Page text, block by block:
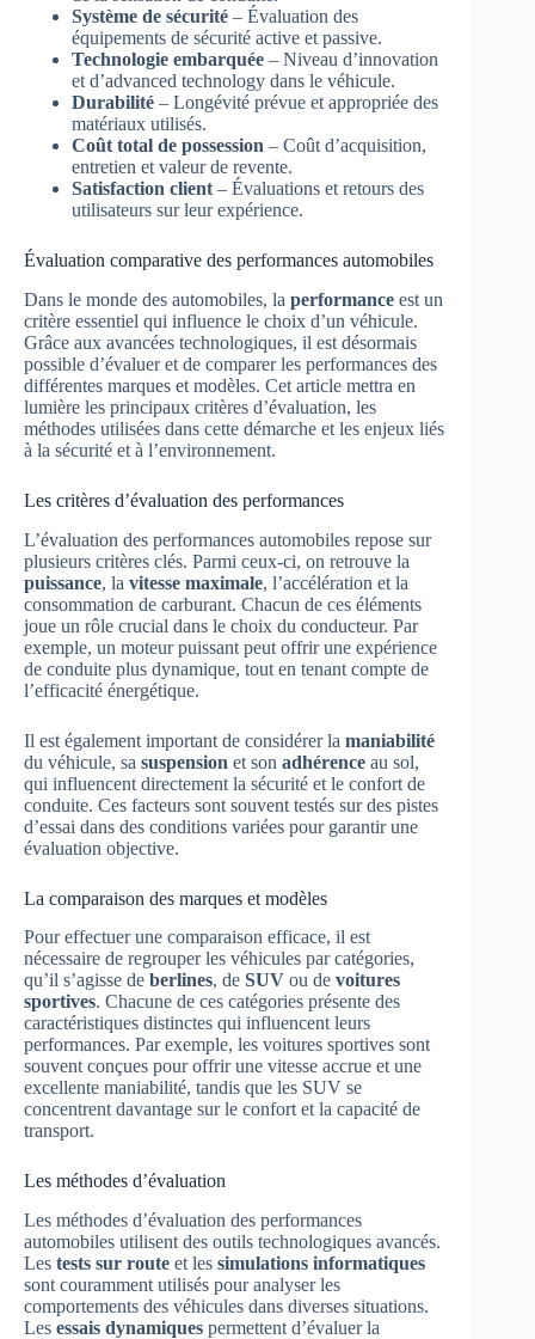
Système de sécurité – Évaluation des
équipements de sécurité active et passive.
Technologie embarquée – Niveau d’innovation
et d’advanced technology dans le véhicule.
Durabilité – Longévité prévue et appropriée des
matériaux utilisés.
Coût total de possession – Coût d’acquisition,
entretien et valeur de revente.
Satisfaction client – Évaluations et retours des
utilisateurs sur leur expérience.
Évaluation comparative des performances automobiles
Dans le monde des automobiles, la performance est un
critère essentiel qui influence le choix d’un véhicule.
Grâce aux avancées technologiques, il est désormais
possible d’évaluer et de comparer les performances des
différentes marques et modèles. Cet article mettra en
lumière les principaux critères d’évaluation, les
méthodes utilisées dans cette démarche et les enjeux liés
à la sécurité et à l’environnement.
Les critères d’évaluation des performances
L’évaluation des performances automobiles repose sur
plusieurs critères clés. Parmi ceux-ci, on retrouve la
puissance, la vitesse maximale, l’accélération et la
consommation de carburant. Chacun de ces éléments
joue un rôle crucial dans le choix du conducteur. Par
exemple, un moteur puissant peut offrir une expérience
de conduite plus dynamique, tout en tenant compte de
l’efficacité énergétique.
Il est également important de considérer la maniabilité
du véhicule, sa suspension et son adhérence au sol,
qui influencent directement la sécurité et le confort de
conduite. Ces facteurs sont souvent testés sur des pistes
d’essai dans des conditions variées pour garantir une
évaluation objective.
La comparaison des marques et modèles
Pour effectuer une comparaison efficace, il est
nécessaire de regrouper les véhicules par catégories,
qu’il s’agisse de berlines, de SUV ou de voitures
sportives. Chacune de ces catégories présente des
caractéristiques distinctes qui influencent leurs
performances. Par exemple, les voitures sportives sont
souvent conçues pour offrir une vitesse accrue et une
excellente maniabilité, tandis que les SUV se
concentrent davantage sur le confort et la capacité de
transport.
Les méthodes d’évaluation
Les méthodes d’évaluation des performances
automobiles utilisent des outils technologiques avancés.
Les tests sur route et les simulations informatiques
sont couramment utilisés pour analyser les
comportements des véhicules dans diverses situations.
Les essais dynamiques permettent d’évaluer la